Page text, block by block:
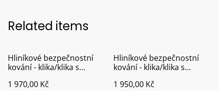
Related items
Hliníkové bezpečnostní
kování - klika/klika s
1 970,00 Kč
Hliníkové bezpečnostní
kování - klika/klika s
1 950,00 Kč